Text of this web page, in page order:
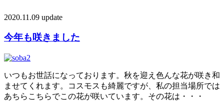
2020.11.09 update
今年も咲きました
いつもお世話になっております。秋を迎え色んな花が咲き和
ませてくれます。コスモスも綺麗ですが、私の担当場所では
あちらこちらでこの花が咲いています。その花は・・・